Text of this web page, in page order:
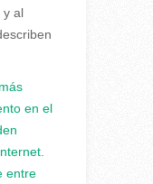
y al
en el
entre